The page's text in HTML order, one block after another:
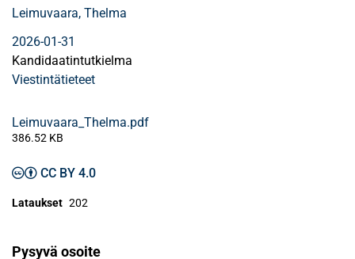
Leimuvaara, Thelma
2026-01-31
Kandidaatintutkielma
Viestintätieteet
Leimuvaara_Thelma.pdf
386.52 KB
CC BY 4.0
Lataukset 202
Pysyvä osoite